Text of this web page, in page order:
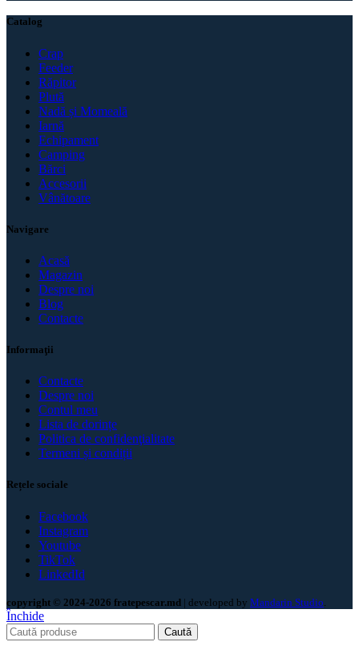
Catalog
Crap
Feeder
Răpitor
Plută
Nadă și Momeală
Iarnă
Echipament
Camping
Bărci
Accesorii
Vânătoare
Navigare
Acasă
Magazin
Despre noi
Blog
Contacte
Informaţii
Contacte
Despre noi
Contul meu
Lista de dorințe
Politica de confidenţialitate
Termeni și condiții
Rețele sociale
Facebook
Instagram
Youtube
TikTok
LinkedId
copyright © 2024-2026 fratepescar.md | developed by Mandarin Studio
Închide
Caută